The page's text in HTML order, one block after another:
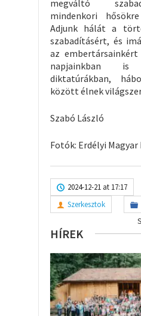
megváltó
mindenkori
Adjunk hálát a
szabadításért, és
az
napjainkban is
diktatúrákban,
között élnek
Szabó László
Fotók: Erdélyi
2024-12-21 at 17:17
Szerkesztok
HÍREK